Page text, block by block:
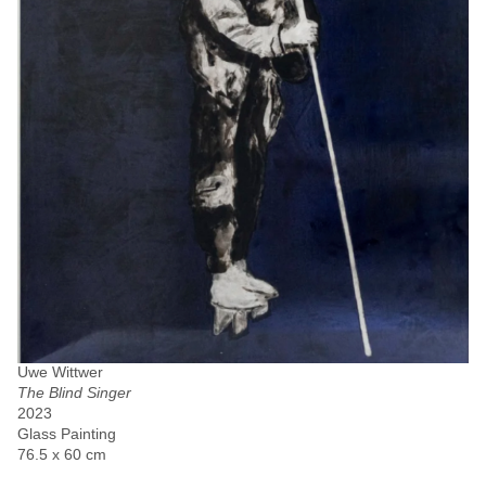
Uwe Wittwer
The Blind Singer
2023
Glass Painting
76.5 x 60 cm